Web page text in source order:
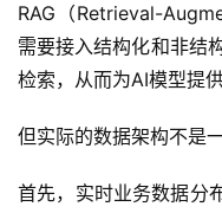
RAG（Retrieval-
需要接入结构化和非结
检索，从而为AI模型提供
但实际的数据架构不是
首先，实时业务数据分